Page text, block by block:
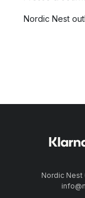
Nordic Nest
Nordic Nest